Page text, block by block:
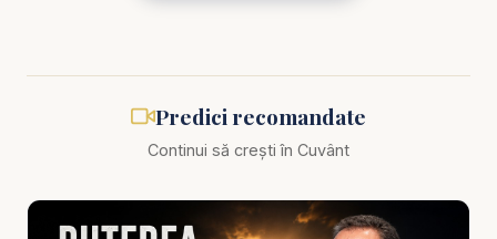
Biblia zilnică: Ascultă Biblia într-un an pe
neprihănire și Puterea Credinței - predici creștine
Predici recomandate
Continui să crești în Cuvânt